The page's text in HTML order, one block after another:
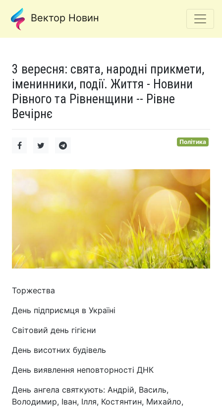
Вектор Новин
3 вересня: свята, народні прикмети,
іменинники, події. Життя - Новини
Рівного та Рівненщини -- Рівне
Вечірнє
Політика
Торжества
День підприємця в Україні
Світовий день гігієни
День висотних будівель
День виявлення неповторності ДНК
День ангела святкують: Андрій, Василь,
Володимир, Іван, Ілля, Костянтин, Михайло,